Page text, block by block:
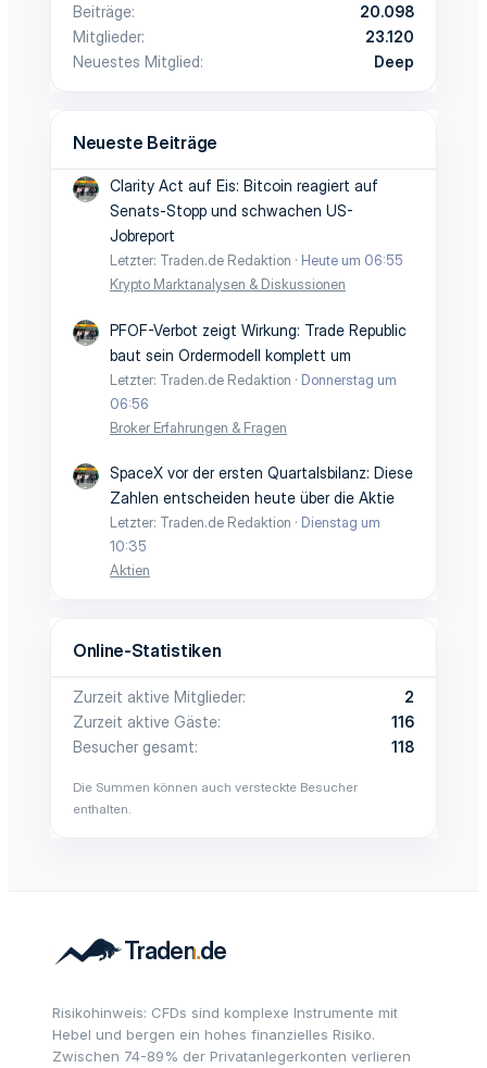
Beiträge
20.098
Mitglieder
23.120
Neuestes Mitglied
Deep
Neueste Beiträge
Clarity Act auf Eis: Bitcoin reagiert auf
Senats-Stopp und schwachen US-
Jobreport
Letzter: Traden.de Redaktion
Heute um 06:55
Krypto Marktanalysen & Diskussionen
PFOF-Verbot zeigt Wirkung: Trade Republic
baut sein Ordermodell komplett um
Letzter: Traden.de Redaktion
Donnerstag um
06:56
Broker Erfahrungen & Fragen
SpaceX vor der ersten Quartalsbilanz: Diese
Zahlen entscheiden heute über die Aktie
Letzter: Traden.de Redaktion
Dienstag um
10:35
Aktien
Online-Statistiken
Zurzeit aktive Mitglieder
2
Zurzeit aktive Gäste
116
Besucher gesamt
118
Die Summen können auch versteckte Besucher
enthalten.
Risikohinweis: CFDs sind komplexe Instrumente mit
Hebel und bergen ein hohes finanzielles Risiko.
Zwischen 74-89% der Privatanlegerkonten verlieren